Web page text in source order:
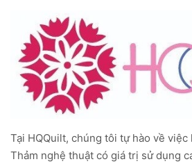
Tại HQQuilt, chúng tôi tự hào về việc
Thảm nghệ thuật có giá trị sử dụng